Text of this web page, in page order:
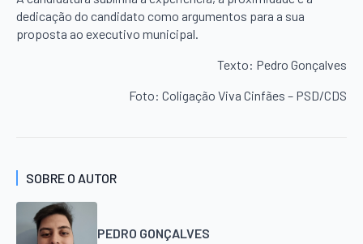
dedicação do candidato como argumentos para a sua
proposta ao executivo municipal.
Texto: Pedro Gonçalves
Foto: Coligação Viva Cinfães – PSD/CDS
SOBRE O AUTOR
PEDRO GONÇALVES